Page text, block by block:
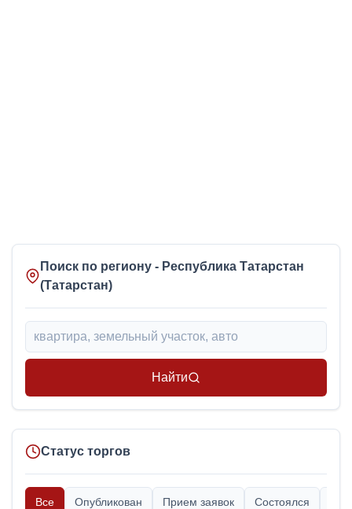
Поиск по региону - Республика Татарстан
(Татарстан)
Найти
Статус торгов
Все Опубликован Прием заявок Состоялся